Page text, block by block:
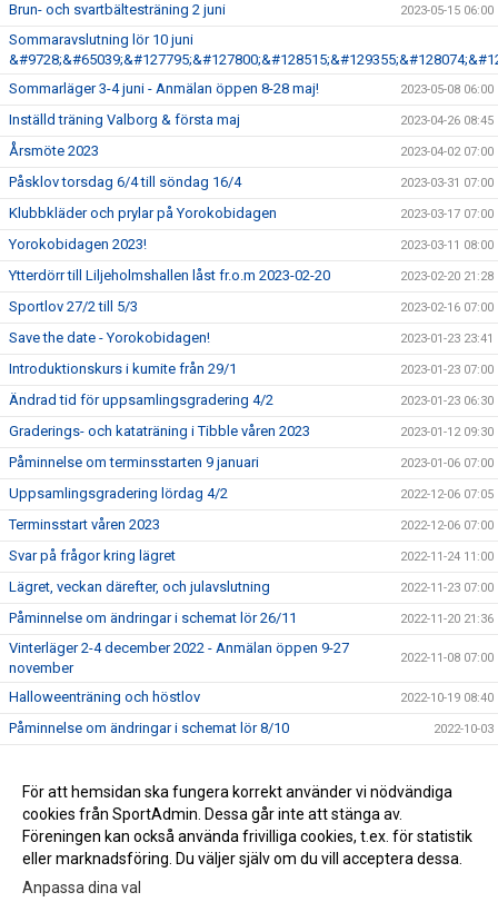
Brun- och svartbältesträning 2 juni 2023-05-15 06:00
Sommaravslutning lör 10 juni
Sommarläger 3-4 juni - Anmälan öppen 8-28 maj!
2023-05-08 06:00
Inställd träning Valborg & första maj 2023-04-26 08:45
Årsmöte 2023 2023-04-02 07:00
Påsklov torsdag 6/4 till söndag 16/4 2023-03-31 07:00
Klubbkläder och prylar på Yorokobidagen 2023-03-17 07:00
Yorokobidagen 2023! 2023-03-11 08:00
Ytterdörr till Liljeholmshallen låst fr.o.m 2023-02-20 2023-02-20 21:28
Sportlov 27/2 till 5/3 2023-02-16 07:00
Save the date - Yorokobidagen! 2023-01-23 23:41
Introduktionskurs i kumite från 29/1 2023-01-23 07:00
Ändrad tid för uppsamlingsgradering 4/2 2023-01-23 06:30
Graderings- och kataträning i Tibble våren 2023 2023-01-12 09:30
Påminnelse om terminsstarten 9 januari 2023-01-06 07:00
Uppsamlingsgradering lördag 4/2 2022-12-06 07:05
Terminsstart våren 2023 2022-12-06 07:00
Svar på frågor kring lägret 2022-11-24 11:00
Lägret, veckan därefter, och julavslutning 2022-11-23 07:00
Påminnelse om ändringar i schemat lör 26/11 2022-11-20 21:36
Vinterläger 2-4 december 2022 - Anmälan öppen 9-27
november
2022-11-08 07:00
Halloweenträning och höstlov 2022-10-19 08:40
Påminnelse om ändringar i schemat lör 8/10 2022-10-03
2017-03-29 13:16
2016-04-25 14:01
För att hemsidan ska fungera korrekt använder vi nödvändiga
cookies från SportAdmin. Dessa går inte att stänga av.
Föreningen kan också använda frivilliga cookies, t.ex. för statistik
eller marknadsföring. Du väljer själv om du vill acceptera dessa.
Anpassa dina val